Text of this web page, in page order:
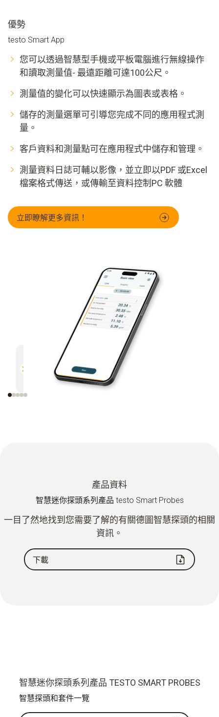
優勢
testo Smart App
您可以透過智慧型手機或平板電腦進行無線操作
和讀取測量值- 最遠距離可達100公尺。
測量值的變化可以快速顯示為圖表或表格。
儲存的測量選單可引導您完成不同的應用程式測
量。
客戶資料和測量點可在應用程式中儲存和管理。
測量資料日誌可輔以影像，並立即以PDF 或Excel
檔案格式傳送，或傳輸至資料控制PC 軟體
立即瞭解更多資訊！
與所有支援藍牙的德圖測量儀器相
產品資料
智慧迷你探頭系列產品 testo Smart Probes
一目了然地找到您需要了解的有關德圖智慧探頭的相關
資訊。
下載
智慧迷你探頭系列產品 TESTO SMART PROBES
智慧探頭和套件一覽